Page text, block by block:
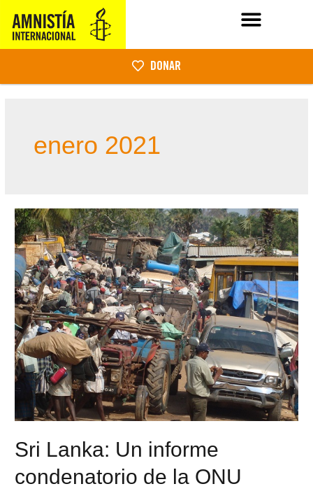
DONAR
enero 2021
Sri Lanka: Un informe
condenatorio de la ONU